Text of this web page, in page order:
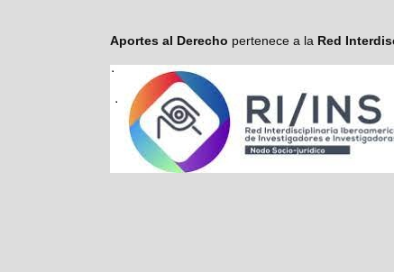
Aportes al Derecho pertenece a la Red